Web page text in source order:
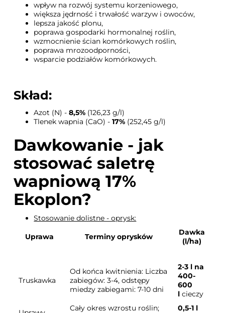
wpływ na rozwój systemu korzeniowego,
większa jędrność i trwałość warzyw i owoców,
lepsza jakość plonu,
poprawa gospodarki hormonalnej roślin,
wzmocnienie ścian komórkowych roślin,
poprawa mrozoodporności,
wsparcie podziałów komórkowych.
Skład:
Azot (N) -8,5% (126,23 g/l)
Tlenek wapnia (CaO) -17% (252,45 g/l)
Dawkowanie - jak
stosować saletrę
wapniową 17%
Ekoplon?
Stosowanie dolistne - oprysk:
Uprawa Terminy oprysków
Dawka
(l/ha)
Truskawka
Od końca kwitnienia: Liczba
zabiegów: 3-4, odstępy
miedzy zabiegami: 7-10 dni
2-3 l na
400-
600
l cieczy
Cały okres wzrostu roślin;
0,5-1 l